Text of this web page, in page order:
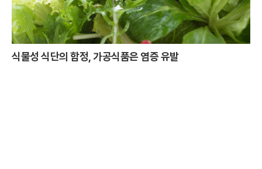
식물성 식단의 함정, 가공식품은 염증 유발